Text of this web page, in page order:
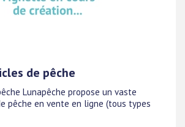
de pêche
Lunapêche propose un vaste
pêche en vente en ligne (tous types